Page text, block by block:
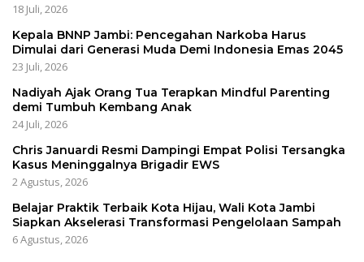
18 Juli, 2026
Kepala BNNP Jambi: Pencegahan Narkoba Harus
Dimulai dari Generasi Muda Demi Indonesia Emas 2045
23 Juli, 2026
Nadiyah Ajak Orang Tua Terapkan Mindful Parenting
demi Tumbuh Kembang Anak
24 Juli, 2026
Chris Januardi Resmi Dampingi Empat Polisi Tersangka
Kasus Meninggalnya Brigadir EWS
2 Agustus, 2026
Belajar Praktik Terbaik Kota Hijau, Wali Kota Jambi
Siapkan Akselerasi Transformasi Pengelolaan Sampah
6 Agustus, 2026